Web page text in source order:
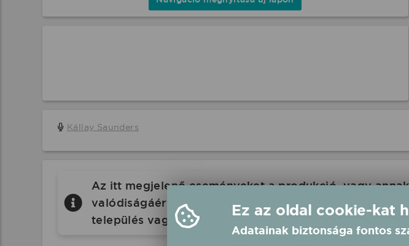
Kállay Saunders
Az itt megjelenő eseményeket a produkció, vagy
valódiságáért a Koncertbooking.com ennek kapcsán
település vagy eseményhelyszín oldalán is a
Ez az oldal cookie-kat
Adatainak biztonsága fontos